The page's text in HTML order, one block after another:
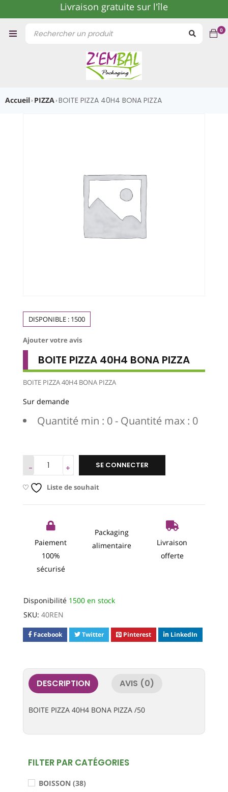
Livraison gratuite sur l'île
0
Accueil› PIZZA›BOITE PIZZA 40H4 BONA PIZZA
FILTER PAR CATÉGORIES
BOISSON (38)
DISPONIBLE : 1500
Ajouter votre avis
BOITE PIZZA 40H4 BONA PIZZA
BOITE PIZZA 40H4 BONA PIZZA
Sur demande
Quantité min : 0 - Quantité max : 0
SE CONNECTER
Liste de souhait
Paiement
100%
sécurisé
Packaging
alimentaire
Livraison
offerte
Disponibilité 1500 en stock
SKU: 40REN
Facebook Twitter Pinterest LinkedIn
DESCRIPTION AVIS (0)
BOITE PIZZA 40H4 BONA PIZZA /50